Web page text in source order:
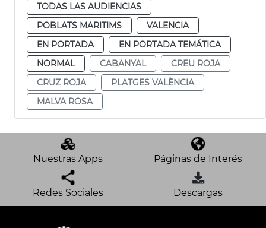
TODAS LAS AUDIENCIAS
POBLATS MARITIMS
VALENCIA
EN PORTADA
EN PORTADA TEMÁTICA
NORMAL
CABANYAL
CREU ROJA
CRUZ ROJA
PLATGES VALÈNCIA
MALVA ROSA
Nuestras Apps Páginas de Interés
Redes Sociales Descargas